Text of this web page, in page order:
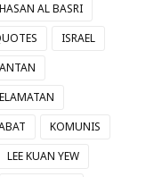
AL BASRI
ISRAEL
KOMUNIS
LEE KUAN YEW